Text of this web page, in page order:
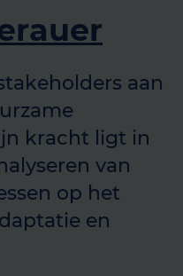
aan
kracht ligt in
van
op het
en